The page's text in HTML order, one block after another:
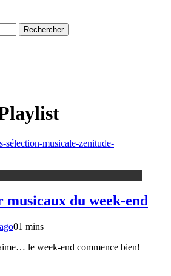
musicaux du week-end
01 mins
le week-end commence bien!